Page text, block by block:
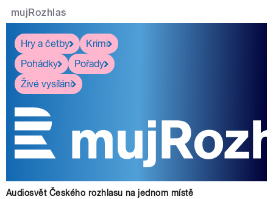
mujRozhlas
Hry a četby
Krimi
Pohádky
Pořady
Živé vysílání
Audiosvět Českého rozhlasu na jednom místě